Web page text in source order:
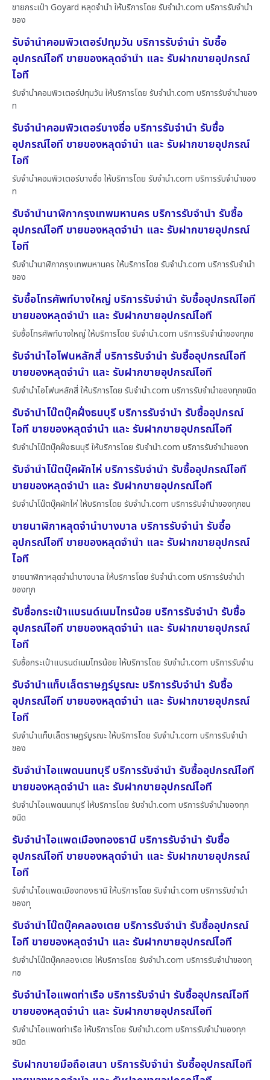
ขายกระเป๋า Goyard หลุดจำนำ ให้บริการโดย รับจํานํา.com บริการรับจำนำ
ของ
รับจำนำคอมพิวเตอร์ปทุมวัน บริการรับจำนำ รับซื้อ
อุปกรณ์ไอที ขายของหลุดจำนำ และ รับฝากขายอุปกรณ์
ไอที
รับจำนำคอมพิวเตอร์ปทุมวัน ให้บริการโดย รับจํานํา.com บริการรับจำนำของ
ท
รับจำนำคอมพิวเตอร์บางซื่อ บริการรับจำนำ รับซื้อ
อุปกรณ์ไอที ขายของหลุดจำนำ และ รับฝากขายอุปกรณ์
ไอที
รับจำนำคอมพิวเตอร์บางซื่อ ให้บริการโดย รับจํานํา.com บริการรับจำนำของ
ท
รับจำนำนาฬิกากรุงเทพมหานคร บริการรับจำนำ รับซื้อ
อุปกรณ์ไอที ขายของหลุดจำนำ และ รับฝากขายอุปกรณ์
ไอที
รับจำนำนาฬิกากรุงเทพมหานคร ให้บริการโดย รับจํานํา.com บริการรับจำนำ
ของ
รับซื้อโทรศัพท์บางใหญ่ บริการรับจำนำ รับซื้ออุปกรณ์ไอที
ขายของหลุดจำนำ และ รับฝากขายอุปกรณ์ไอที
รับซื้อโทรศัพท์บางใหญ่ ให้บริการโดย รับจํานํา.com บริการรับจำนำของทุกช
รับจำนำไอโฟนหลักสี่ บริการรับจำนำ รับซื้ออุปกรณ์ไอที
ขายของหลุดจำนำ และ รับฝากขายอุปกรณ์ไอที
รับจำนำไอโฟนหลักสี่ ให้บริการโดย รับจํานํา.com บริการรับจำนำของทุกชนิด
รับจำนำโน๊ตบุ๊คฝั่งธนบุรี บริการรับจำนำ รับซื้ออุปกรณ์
ไอที ขายของหลุดจำนำ และ รับฝากขายอุปกรณ์ไอที
รับจำนำโน๊ตบุ๊คฝั่งธนบุรี ให้บริการโดย รับจํานํา.com บริการรับจำนำของท
รับจำนำโน๊ตบุ๊คผักไห่ บริการรับจำนำ รับซื้ออุปกรณ์ไอที
ขายของหลุดจำนำ และ รับฝากขายอุปกรณ์ไอที
รับจำนำโน๊ตบุ๊คผักไห่ ให้บริการโดย รับจํานํา.com บริการรับจำนำของทุกชน
ขายนาฬิกาหลุดจำนำบางบาล บริการรับจำนำ รับซื้อ
อุปกรณ์ไอที ขายของหลุดจำนำ และ รับฝากขายอุปกรณ์
ไอที
ขายนาฬิกาหลุดจำนำบางบาล ให้บริการโดย รับจํานํา.com บริการรับจำนำ
ของทุก
รับซื้อกระเป๋าแบรนด์เนมไทรน้อย บริการรับจำนำ รับซื้อ
อุปกรณ์ไอที ขายของหลุดจำนำ และ รับฝากขายอุปกรณ์
ไอที
รับซื้อกระเป๋าแบรนด์เนมไทรน้อย ให้บริการโดย รับจํานํา.com บริการรับจำน
รับจำนำแท็บเล็ตราษฎร์บูรณะ บริการรับจำนำ รับซื้อ
อุปกรณ์ไอที ขายของหลุดจำนำ และ รับฝากขายอุปกรณ์
ไอที
รับจำนำแท็บเล็ตราษฎร์บูรณะ ให้บริการโดย รับจํานํา.com บริการรับจำนำ
ของ
รับจำนำไอแพดนนทบุรี บริการรับจำนำ รับซื้ออุปกรณ์ไอที
ขายของหลุดจำนำ และ รับฝากขายอุปกรณ์ไอที
รับจำนำไอแพดนนทบุรี ให้บริการโดย รับจํานํา.com บริการรับจำนำของทุก
ชนิด
รับจำนำไอแพดเมืองทองธานี บริการรับจำนำ รับซื้อ
อุปกรณ์ไอที ขายของหลุดจำนำ และ รับฝากขายอุปกรณ์
ไอที
รับจำนำไอแพดเมืองทองธานี ให้บริการโดย รับจํานํา.com บริการรับจำนำ
ของทุ
รับจำนำโน๊ตบุ๊คคลองเตย บริการรับจำนำ รับซื้ออุปกรณ์
ไอที ขายของหลุดจำนำ และ รับฝากขายอุปกรณ์ไอที
รับจำนำโน๊ตบุ๊คคลองเตย ให้บริการโดย รับจํานํา.com บริการรับจำนำของทุ
กช
รับจำนำไอแพดท่าเรือ บริการรับจำนำ รับซื้ออุปกรณ์ไอที
ขายของหลุดจำนำ และ รับฝากขายอุปกรณ์ไอที
รับจำนำไอแพดท่าเรือ ให้บริการโดย รับจํานํา.com บริการรับจำนำของทุก
ชนิด
รับฝากขายมือถือเสนา บริการรับจำนำ รับซื้ออุปกรณ์ไอที